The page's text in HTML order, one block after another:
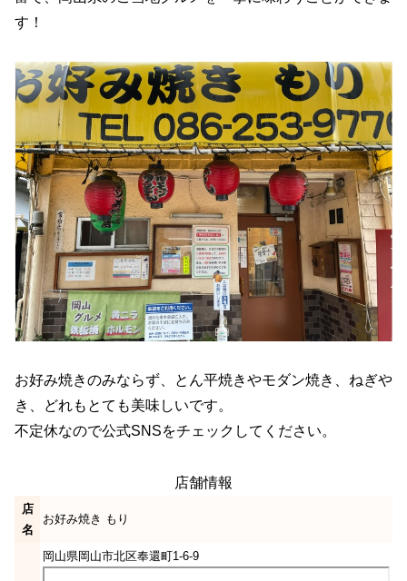
す！
お好み焼きのみならず、とん平焼きやモダン焼き、ねぎや
き、どれもとても美味しいです。
不定休なので公式SNSをチェックしてください。
店舗情報
店
名
お好み焼き もり
岡山県岡山市北区奉還町1-6-9